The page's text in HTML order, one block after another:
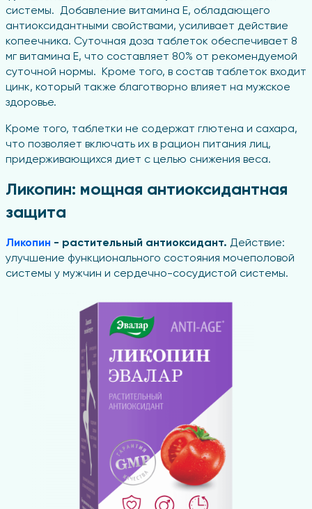
системы. Добавление витамина Е, обладающего
антиоксидантными свойствами, усиливает действие
копеечника. Суточная доза таблеток обеспечивает 8
мг витамина Е, что составляет 80% от рекомендуемой
суточной нормы. Кроме того, в состав таблеток входит
цинк, который также благотворно влияет на мужское
здоровье.
Кроме того, таблетки не содержат глютена и сахара,
что позволяет включать их в рацион питания лиц,
придерживающихся диет с целью снижения веса.
Ликопин: мощная антиоксидантная
защита
Ликопин - растительный антиоксидант. Действие:
улучшение функционального состояния мочеполовой
системы у мужчин и сердечно-сосудистой системы.